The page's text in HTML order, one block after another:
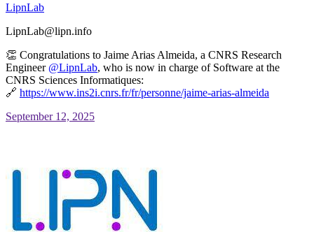
LipnLab
LipnLab@lipn.info
👏 Congratulations to Jaime Arias Almeida, a CNRS Research
Engineer @LipnLab, who is now in charge of Software at the
CNRS Sciences Informatiques:
🔗 https://www.ins2i.cnrs.fr/fr/personne/jaime-arias-almeida
September 12, 2025